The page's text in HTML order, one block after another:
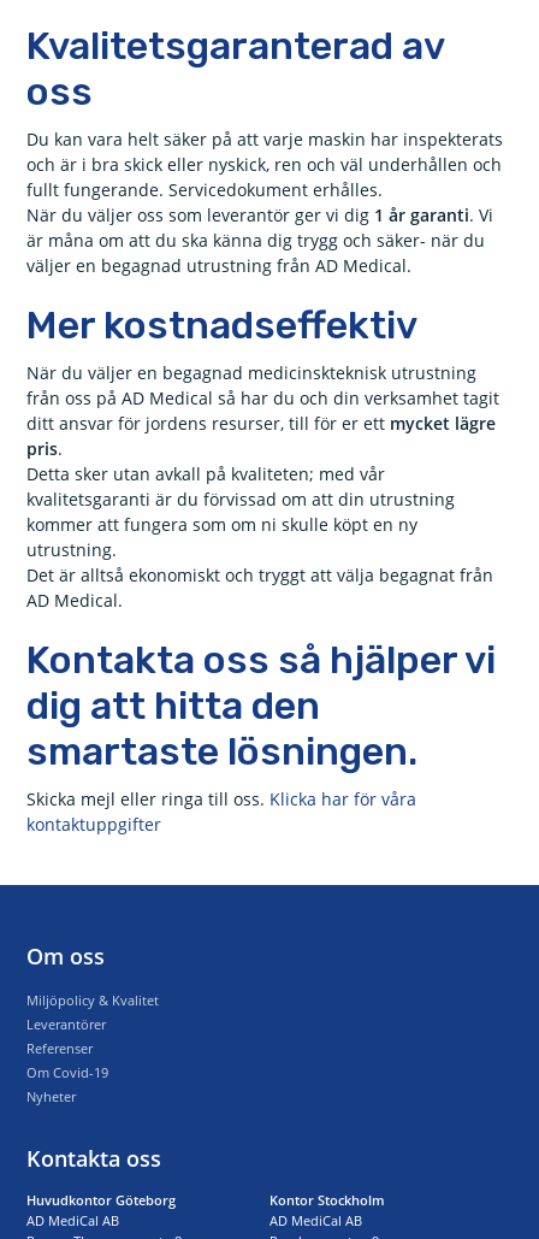
Kvalitetsgaranterad av
oss
Du kan vara helt säker på att varje maskin har inspekterats
och är i bra skick eller nyskick, ren och väl underhållen och
fullt fungerande. Servicedokument erhålles.
När du väljer oss som leverantör ger vi dig 1 år garanti. Vi
är måna om att du ska känna dig trygg och säker- när du
väljer en begagnad utrustning från AD Medical.
Mer kostnadseffektiv
När du väljer en begagnad medicinskteknisk utrustning
från oss på AD Medical så har du och din verksamhet tagit
ditt ansvar för jordens resurser, till för er ett mycket lägre
pris.
Detta sker utan avkall på kvaliteten; med vår
kvalitetsgaranti är du förvissad om att din utrustning
kommer att fungera som om ni skulle köpt en ny
utrustning.
Det är alltså ekonomiskt och tryggt att välja begagnat från
AD Medical.
Kontakta oss så hjälper vi
dig att hitta den
smartaste lösningen.
Skicka mejl eller ringa till oss. Klicka har för våra
kontaktuppgifter
Om oss
Miljöpolicy & Kvalitet
Leverantörer
Referenser
Om Covid-19
Nyheter
Kontakta oss
Huvudkontor Göteborg
AD MediCal AB
Kontor Stockholm
AD MediCal AB